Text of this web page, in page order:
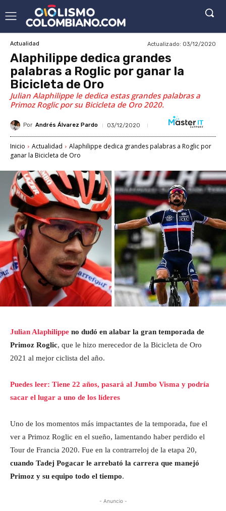
Actualidad Actualizado: 03/12/2020
Alaphilippe dedica grandes
palabras a Roglic por ganar la
Bicicleta de Oro
Julian Alaphilippe le dedica estas grandes palabras a
Primoz Roglic por su Bicicleta de Oro 2020.
Por Andrés Álvarez Pardo 03/12/2020
Inicio Actualidad
Alaphilippe dedica grandes palabras a Roglic por
ganar la Bicicleta de Oro
Julian Alaphilippe no dudó en alabar la gran temporada de
Primoz Roglic, que le hizo merecedor de la Bicicleta de Oro
2021 al mejor ciclista del año.
Puedes leer: Tiene 22 años, pasará al Jumbo Visma y podría
sacar el lugar a uno de los líderes
Uno de los momentos más impactantes de la temporada, fue el
ver a Primoz Roglic en el sueño, lamentando haber perdido el
Tour de Francia 2020. Fue en la contrarreloj de la etapa 20,
cuando Tadej Pogacar le arrebató la carrera que manejó
Primoz y su equipo todo el tiempo.
- Anuncio -